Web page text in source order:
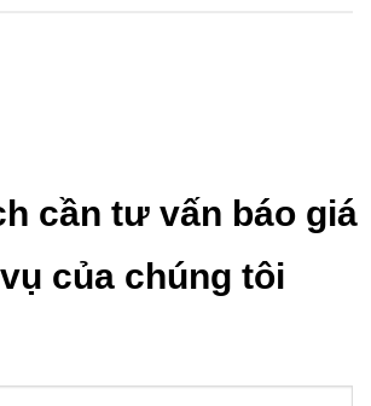
cần tư vấn báo giá
của chúng tôi